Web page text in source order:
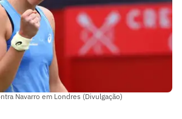
Navarro em Londres (Divulgação)